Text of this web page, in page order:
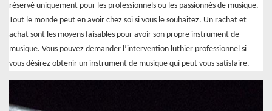
réservé uniquement pour les professionnels ou les passionnés de musique.
Tout le monde peut en avoir chez soi si vous le souhaitez. Un rachat et
achat sont les moyens faisables pour avoir son propre instrument de
musique. Vous pouvez demander l’intervention luthier professionnel si
vous désirez obtenir un instrument de musique qui peut vous satisfaire.